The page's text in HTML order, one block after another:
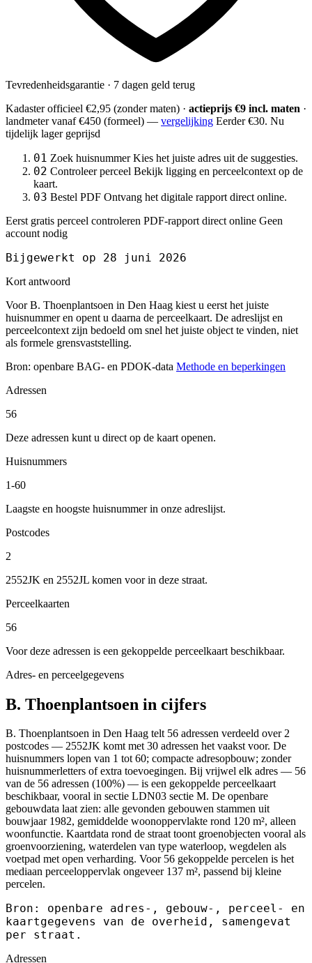
Tevredenheidsgarantie · 7 dagen geld terug
Kadaster officieel €2,95 (zonder maten) · actieprijs €9 incl. maten ·
landmetervanaf €450 (formeel) — vergelijking Eerder €30. Nu
tijdelijk lager geprijsd
01 Zoek huisnummer Kies het juiste adres uit de suggesties.
02 Controleer perceel Bekijk ligging en perceelcontext op de
kaart.
03 Bestel PDF Ontvang het digitale rapport direct online.
Eerst gratis perceel controleren PDF-rapport direct online Geen
account nodig
Bijgewerkt op 28 juni 2026
Kort antwoord
Voor B. Thoenplantsoen in Den Haag kiest u eerst het juiste
huisnummer en opent u daarna de perceelkaart. De adreslijst en
perceelcontext zijn bedoeld om snel het juiste object te vinden, niet
als formele grensvaststelling.
Bron: openbare BAG- en PDOK-data Methode en beperkingen
Adressen
56
Deze adressen kunt u direct op de kaart openen.
Huisnummers
1-60
Laagste en hoogste huisnummer in onze adreslijst.
Postcodes
2
2552JK en 2552JL komen voor in deze straat.
Perceelkaarten
56
Voor deze adressen is een gekoppelde perceelkaart beschikbaar.
Adres- en perceelgegevens
B. Thoenplantsoen in cijfers
B. Thoenplantsoen in Den Haag telt 56 adressen verdeeld over 2
postcodes — 2552JK komt met 30 adressen het vaakst voor. De
huisnummers lopen van 1 tot 60; compacte adresopbouw; zonder
huisnummerletters of extra toevoegingen. Bij vrijwel elk adres — 56
van de 56 adressen (100%) — is een gekoppelde perceelkaart
beschikbaar, vooral in sectie LDN03 sectie M. De openbare
gebouwdata laat zien: alle gevonden gebouwen stammen uit
bouwjaar 1982, gemiddelde woonoppervlakte rond 120 m², alleen
woonfunctie. Kaartdata rond de straat toont groenobjecten vooral als
groenvoorziening, waterdelen van type waterloop, wegdelen als
voetpad met open verharding. Voor 56 gekoppelde percelen is het
mediaan perceeloppervlak ongeveer 137 m², passend bij kleine
percelen.
Bron: openbare adres-, gebouw-, perceel- en
kaartgegevens van de overheid, samengevat
per straat.
Adressen